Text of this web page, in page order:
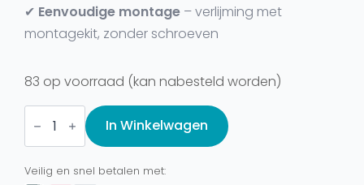
✔ Eenvoudige montage – verlijming met
montagekit, zonder schroeven
83 op voorraad (kan nabesteld worden)
Wandpaneel
Linnenlook,
Natuurlijk
Grijsbeige
aantal
In Winkelwagen
Veilig en snel betalen met: